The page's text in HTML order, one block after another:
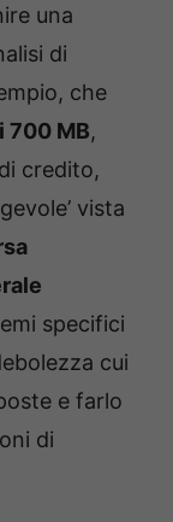
una
di
che
700 MB,
credito,
vista
specifici
cui
e farlo
di